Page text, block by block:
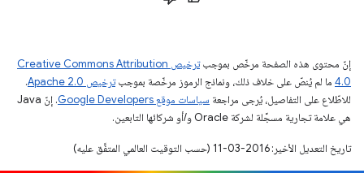
إنّ محتوى هذه الصفحة مرخّص بموجب
ترخيص Creative Commons Attribution
4.0‏ ما لم يُنصّ على خلاف ذلك، ونماذج الرموز مرخّصة بموجبترخيص Apache 2.0‏
.
للاطّلاع على التفاصيل، يُرجى مراجعة سياسات موقع Google Developers‏
. إنّ Java
هي علامة تجارية مسجَّلة لشركة Oracle و/أو شركائها التابعين.
تاريخ التعديل الأخير: 2016-03-11 (حسب التوقيت العالمي المتفَّق عليه)